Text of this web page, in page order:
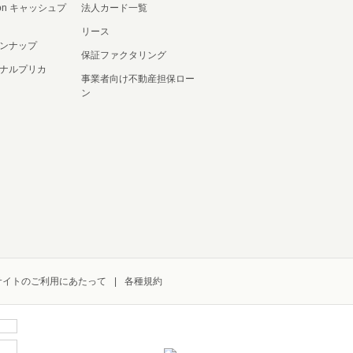
キャッシュプ
ナップ
ルプリカ
法人カード一覧
リース
保証ファクタリング
事業者向け不動産担保ロー
ン
イトのご利用にあたって 各種規約